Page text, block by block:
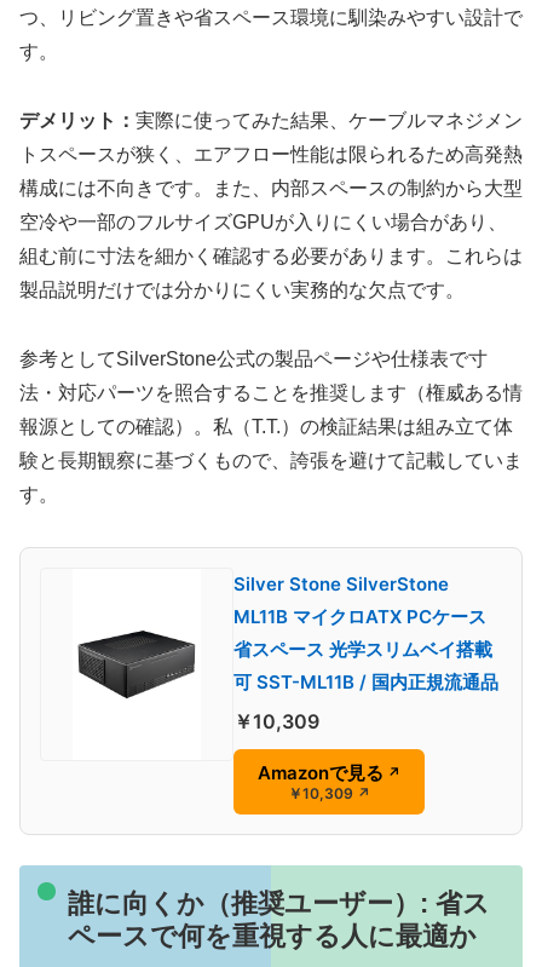
つ、リビング置きや省スペース環境に馴染みやすい設計で
す。
デメリット： 実際に使ってみた結果、ケーブルマネジメン
トスペースが狭く、エアフロー性能は限られるため高発熱
構成には不向きです。また、内部スペースの制約から大型
空冷や一部のフルサイズGPUが入りにくい場合があり、
組む前に寸法を細かく確認する必要があります。これらは
製品説明だけでは分かりにくい実務的な欠点です。
参考としてSilverStone公式の製品ページや仕様表で寸
法・対応パーツを照合することを推奨します（権威ある情
報源としての確認）。私（T.T.）の検証結果は組み立て体
験と長期観察に基づくもので、誇張を避けて記載していま
す。
Silver Stone SilverStone
ML11B マイクロATX PCケース
省スペース 光学スリムベイ搭載
可 SST-ML11B / 国内正規流通品
￥10,309
Amazonで見る ↗
￥10,309 ↗
誰に向くか（推奨ユーザー）: 省ス
ペースで何を重視する人に最適か